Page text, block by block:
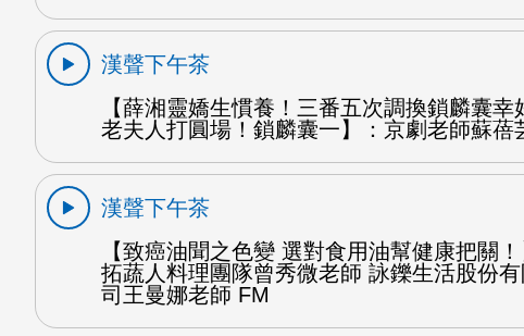
漢聲下午茶
【薛湘靈嬌生慣養！三番五次調換鎖麟囊幸
老夫人打圓場！鎖麟囊一】：京劇老師蘇蓓
漢聲下午茶
【致癌油聞之色變 選對食用油幫健康把關！
拓蔬人料理團隊曾秀微老師 詠鑠生活股份
司王曼娜老師 FM